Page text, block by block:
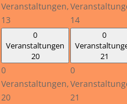
Veranstaltungen,
13
14
0
Veranstaltungen
20
0
Veranstaltungen,
20
0
21
0
21